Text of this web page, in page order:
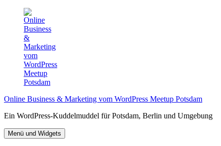
springen
Online Business & Marketing vom WordPress Meetup Potsdam
Ein WordPress-Kuddelmuddel für Potsdam, Berlin und Umgebung
Menü und Widgets